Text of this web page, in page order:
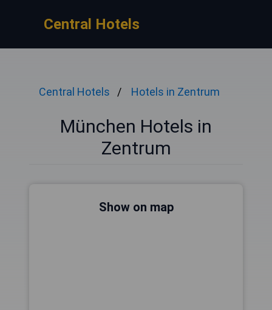
Central Hotels
Central Hotels Hotels in Zentrum
München Hotels in
Zentrum
Show on map